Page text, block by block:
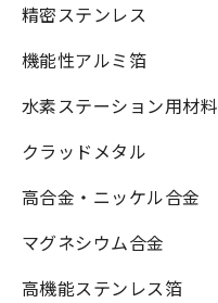
精密ステンレス
機能性アルミ箔
水素ステーション用材料
クラッドメタル
高合金・ニッケル合金
マグネシウム合金
高機能ステンレス箔